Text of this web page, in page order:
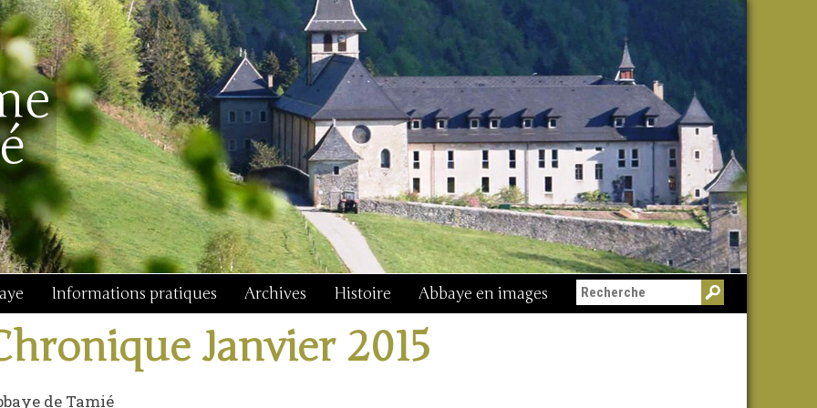
Informations pratiques Archives Histoire Abbaye en images Messe du 15 août
Janvier 2015
de Tamié